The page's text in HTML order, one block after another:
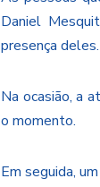
Daniel
presença deles.
Na ocasião, a
o momento.
Em seguida,